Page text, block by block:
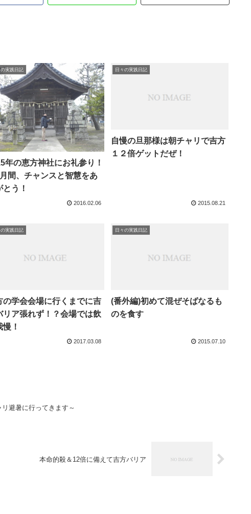
の実践日記
年の恵方神社にお礼参り！
間、チャンスと智慧をあ
とう！
2016.02.06
日々の実践日記
自慢の旦那様は朝チャリで吉方
１２倍ゲットだぜ！
2015.08.21
の実践日記
の学会会場に行くまでに吉
リア張れず！？会場では飲
！
2017.03.08
日々の実践日記
(番外編)初めて混ぜそばなるも
のを食す
2015.07.10
避暑に行ってきます～
本命的殺＆12倍に備えて吉方バリア